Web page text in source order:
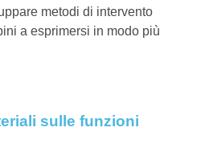
metodi di intervento
a esprimersi in modo più
sulle funzioni